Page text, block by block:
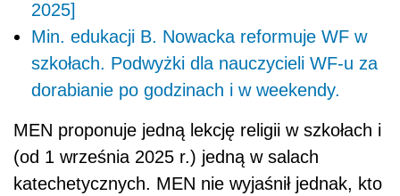
2025]
Min. edukacji B. Nowacka reformuje WF w
szkołach. Podwyżki dla nauczycieli WF-u za
dorabianie po godzinach i w weekendy.
MEN proponuje jedną lekcję religii w szkołach i
(od 1 września 2025 r.) jedną w salach
katechetycznych. MEN nie wyjaśnił jednak, kto